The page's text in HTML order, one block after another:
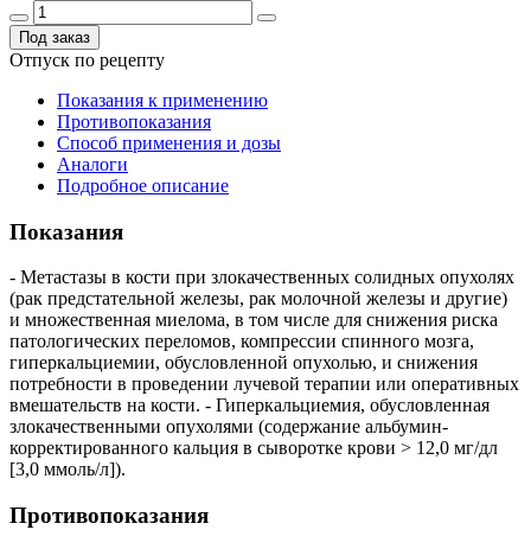
Под заказ
Отпуск по рецепту
Показания к применению
Противопоказания
Способ применения и дозы
Аналоги
Подробное описание
Показания
- Метастазы в кости при злокачественных солидных опухолях
(рак предстательной железы, рак молочной железы и другие)
и множественная миелома, в том числе для снижения риска
патологических переломов, компрессии спинного мозга,
гиперкальциемии, обусловленной опухолью, и снижения
потребности в проведении лучевой терапии или оперативных
вмешательств на кости. - Гиперкальциемия, обусловленная
злокачественными опухолями (содержание альбумин-
корректированного кальция в сыворотке крови > 12,0 мг/дл
[3,0 ммоль/л]).
Противопоказания